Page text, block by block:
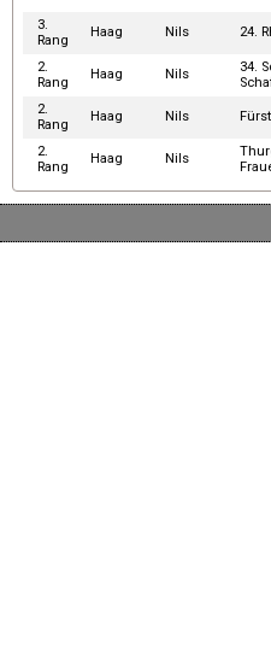
3.
Rang
Haag Nils 24.
2.
Rang
Haag Nils
34.
2.
Rang
Haag Nils
2.
Rang
Haag Nils